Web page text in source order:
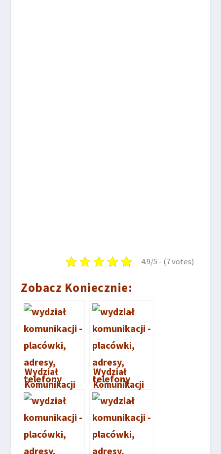
4.9/5 - (7 votes)
Zobacz Koniecznie:
Wydział
Komunikacji
Wolsztyn
Wydział
Komunikacji
Śrem